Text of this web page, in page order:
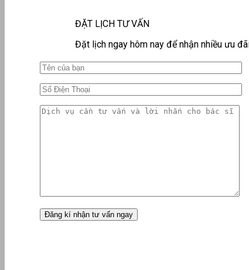
ĐẶT LỊCH TƯ VẤN
Đặt lịch ngay hôm nay để nhận nhiều ưu